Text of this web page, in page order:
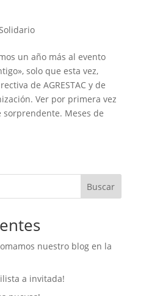
un año más al evento
solo que esta vez,
de AGRESTAC y de
Ver por primera vez
Meses de
Buscar
nuestro blog en la
a invitada!